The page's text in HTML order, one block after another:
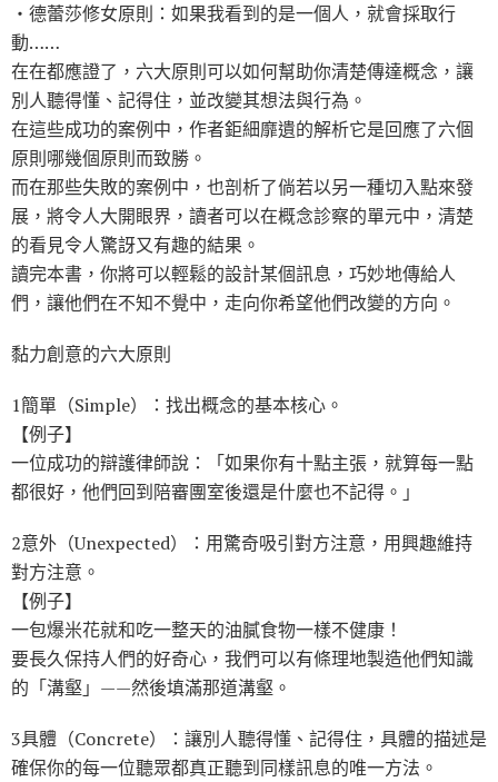
‧德蕾莎修女原則：如果我看到的是一個人，就會採取行
動……
在在都應證了，六大原則可以如何幫助你清楚傳達概念，讓
別人聽得懂、記得住，並改變其想法與行為。
在這些成功的案例中，作者鉅細靡遺的解析它是回應了六個
原則哪幾個原則而致勝。
而在那些失敗的案例中，也剖析了倘若以另一種切入點來發
展，將令人大開眼界，讀者可以在概念診察的單元中，清楚
的看見令人驚訝又有趣的結果。
讀完本書，你將可以輕鬆的設計某個訊息，巧妙地傳給人
們，讓他們在不知不覺中，走向你希望他們改變的方向。
黏力創意的六大原則
1簡單（Simple）：找出概念的基本核心。
【例子】
一位成功的辯護律師說：「如果你有十點主張，就算每一點
都很好，他們回到陪審團室後還是什麼也不記得。」
2意外（Unexpected）：用驚奇吸引對方注意，用興趣維持
對方注意。
【例子】
一包爆米花就和吃一整天的油膩食物一樣不健康！
要長久保持人們的好奇心，我們可以有條理地製造他們知識
的「溝壑」——然後填滿那道溝壑。
3具體（Concrete）：讓別人聽得懂、記得住，具體的描述是
確保你的每一位聽眾都真正聽到同樣訊息的唯一方法。